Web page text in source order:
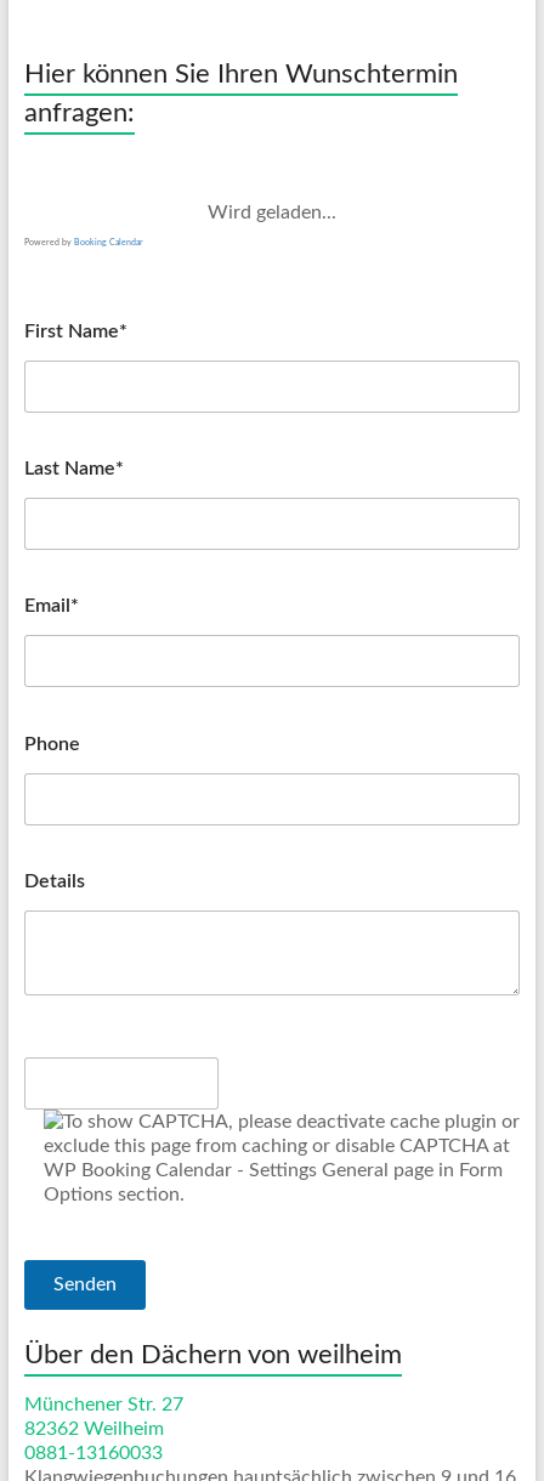
Hier können Sie Ihren Wunschtermin
anfragen:
Wird geladen...
Powered by Booking Calendar
First Name*
Last Name*
Email*
Phone
Details
Über den Dächern von weilheim
Münchener Str. 27
82362 Weilheim
0881-13160033